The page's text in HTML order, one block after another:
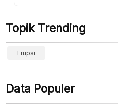
Topik Trending
Erupsi
Data Populer